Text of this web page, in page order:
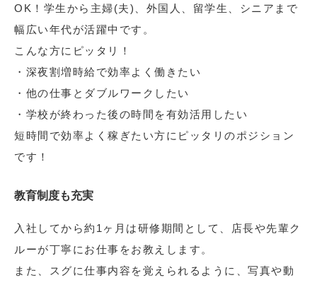
OK！学生から主婦(夫)、外国人、留学生、シニアまで
幅広い年代が活躍中です。
こんな方にピッタリ！
・深夜割増時給で効率よく働きたい
・他の仕事とダブルワークしたい
・学校が終わった後の時間を有効活用したい
短時間で効率よく稼ぎたい方にピッタリのポジション
です！
教育制度も充実
入社してから約1ヶ月は研修期間として、店長や先輩ク
ルーが丁寧にお仕事をお教えします。
また、スグに仕事内容を覚えられるように、写真や動